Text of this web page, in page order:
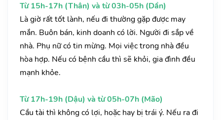
Từ 15h-17h (Thân) và từ 03h-05h (Dần)
Là giờ rất tốt lành, nếu đi thường gặp được may
mắn. Buôn bán, kinh doanh có lời. Người đi sắp về
nhà. Phụ nữ có tin mừng. Mọi việc trong nhà đều
hòa hợp. Nếu có bệnh cầu thì sẽ khỏi, gia đình đều
mạnh khỏe.
Từ 17h-19h (Dậu) và từ 05h-07h (Mão)
Cầu tài thì không có lợi, hoặc hay bị trái ý. Nếu ra đi